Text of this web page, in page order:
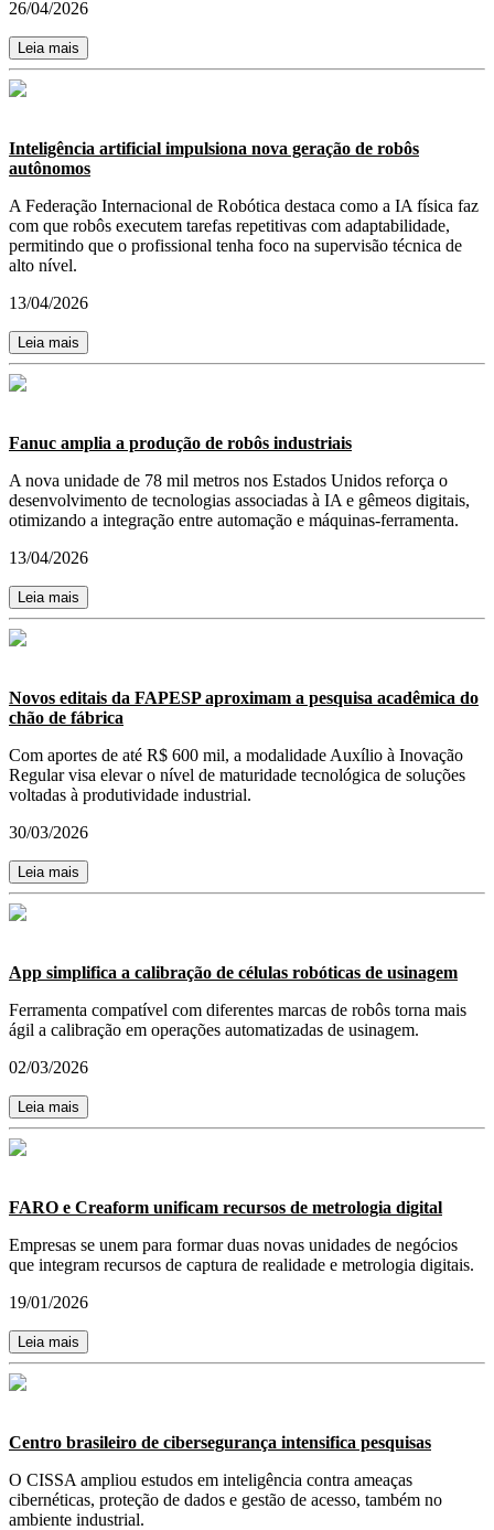
26/04/2026
Leia mais
Inteligência artificial impulsiona nova geração de robôs
autônomos
A Federação Internacional de Robótica destaca como a IA física faz
com que robôs executem tarefas repetitivas com adaptabilidade,
permitindo que o profissional tenha foco na supervisão técnica de
alto nível.
13/04/2026
Leia mais
Fanuc amplia a produção de robôs industriais
A nova unidade de 78 mil metros nos Estados Unidos reforça o
desenvolvimento de tecnologias associadas à IA e gêmeos digitais,
otimizando a integração entre automação e máquinas-ferramenta.
13/04/2026
Leia mais
Novos editais da FAPESP aproximam a pesquisa acadêmica do
chão de fábrica
Com aportes de até R$ 600 mil, a modalidade Auxílio à Inovação
Regular visa elevar o nível de maturidade tecnológica de soluções
voltadas à produtividade industrial.
30/03/2026
Leia mais
App simplifica a calibração de células robóticas de usinagem
Ferramenta compatível com diferentes marcas de robôs torna mais
ágil a calibração em operações automatizadas de usinagem.
02/03/2026
Leia mais
FARO e Creaform unificam recursos de metrologia digital
Empresas se unem para formar duas novas unidades de negócios
que integram recursos de captura de realidade e metrologia digitais.
19/01/2026
Leia mais
Centro brasileiro de cibersegurança intensifica pesquisas
O CISSA ampliou estudos em inteligência contra ameaças
cibernéticas, proteção de dados e gestão de acesso, também no
ambiente industrial.